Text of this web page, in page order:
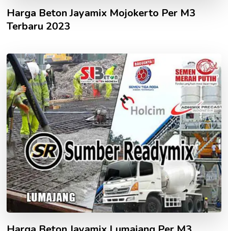
Harga Beton Jayamix Mojokerto Per M3
Terbaru 2023